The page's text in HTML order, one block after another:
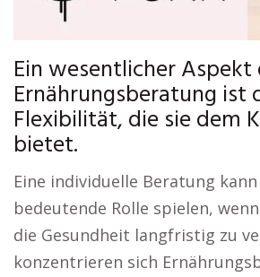
Ein wesentlicher
Ernährungsberatung ist
Flexibilität, die sie dem
bietet.
Eine individuelle Beratung
bedeutende Rolle spielen,
die Gesundheit langfristig zu
konzentrieren sich